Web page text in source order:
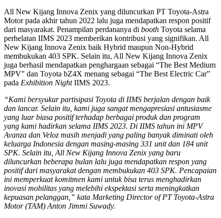
All New Kijang Innova Zenix yang diluncurkan PT Toyota-Astra
Motor pada akhir tahun 2022 lalu juga mendapatkan respon positif
dari masyarakat. Penampilan perdananya di booth Toyota selama
perhelatan IIMS 2023 memberikan kontribusi yang signifikan. All
New Kijang Innova Zenix baik Hybrid maupun Non-Hybrid
membukukan 403 SPK. Selain itu, All New Kijang Innova Zenix
juga berhasil mendapatkan penghargaan sebagai “The Best Medium
MPV” dan Toyota bZ4X menang sebagai “The Best Electric Car”
pada Exhibition NightIIMS 2023.
“Kami bersyukur partisipasi Toyota di IIMS berjalan dengan baik
dan lancar. Selain itu, kami juga sangat mengapresiasi antusiasme
yang luar biasa positif terhadap berbagai produk dan program
yang kami hadirkan selama IIMS 2023. Di IIMS tahun ini MPV
Avanza dan Veloz masih menjadi yang paling banyak diminati oleh
keluarga Indonesia dengan masing-masing 331 unit dan 184 unit
SPK. Selain itu, All New Kijang Innova Zenix yang baru
diluncurkan beberapa bulan lalu juga mendapatkan respon yang
positif dari masyarakat dengan membukukan 403 SPK. Pencapaian
ini memperkuat komitmen kami untuk bisa terus menghadirkan
inovasi mobilitas yang melebihi ekspektasi serta meningkatkan
kepuasan pelanggan,” kata Marketing Director of PT Toyota-Astra
Motor (TAM) Anton Jimmi Suwady.